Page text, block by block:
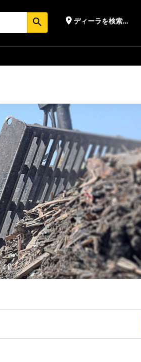
search place ディーラを検索する